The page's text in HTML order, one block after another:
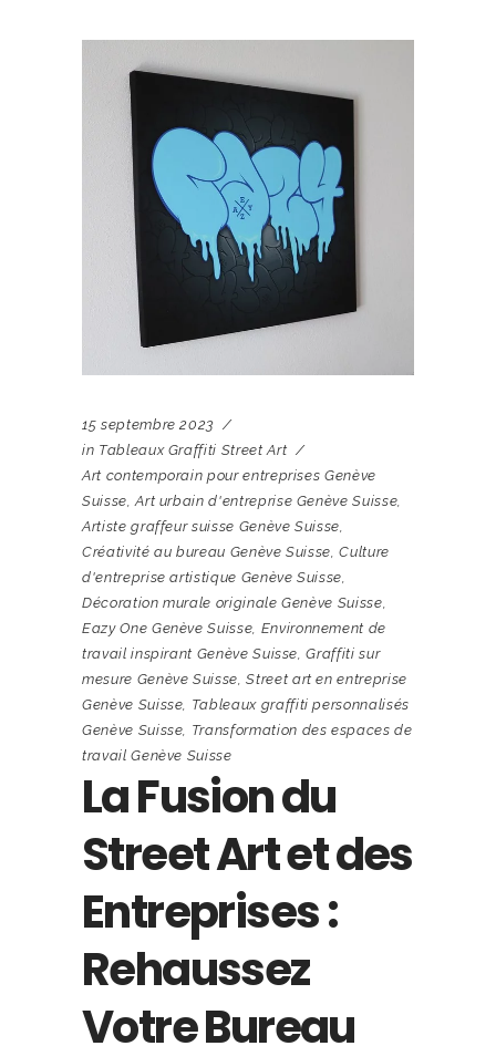
15 septembre 2023
in Tableaux Graffiti Street Art
Art contemporain pour entreprises Genève
Suisse,Art urbain d'entreprise Genève Suisse,
Artiste graffeur suisse Genève Suisse,
Créativité au bureau Genève Suisse,Culture
d'entreprise artistique Genève Suisse,
Décoration murale originale Genève Suisse,
Eazy One Genève Suisse, Environnement de
travail inspirant Genève Suisse,Graffiti sur
mesure Genève Suisse,Street art en entreprise
Genève Suisse, Tableaux graffiti personnalisés
Genève Suisse, Transformation des espaces de
travail Genève Suisse
La Fusion du
Street Art et des
Entreprises :
Rehaussez
Votre Bureau